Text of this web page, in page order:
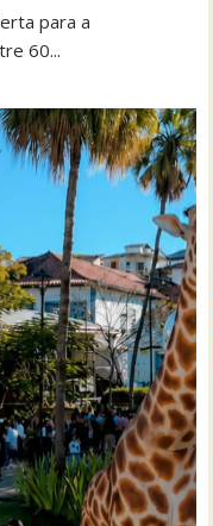
para a
60...